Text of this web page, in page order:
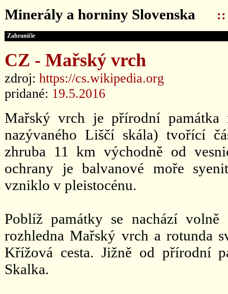
Minerály a horniny Slovenska ::
Zahraničie
CZ - Mařský vrch
zdroj: https://cs.wikipedia.org
pridané: 19.5.2016
Mařský vrch je přírodní památka
nazývaného Liščí skála) tvořící
zhruba 11 km východně od
ochrany je balvanové moře
vzniklo v pleistocénu.
Poblíž památky se nachází volně
rozhledna Mařský vrch a rotunda
Křížová cesta. Jižně od přírodní
Skalka.